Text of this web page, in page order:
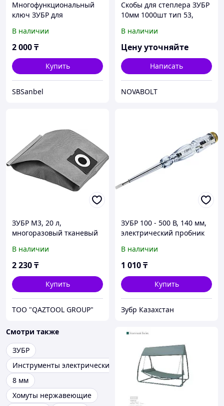
Многофункциональный
ключ ЗУБР для
машины 15-52 мм ЗУШМ-
КУ
В наличии
2 000₸
Купить
SBSanbel
Скобы для степлера ЗУБР
10мм 1000шт тип 53,
В наличии
Цену уточняйте
Написать
NOVABOLT
ЗУБР М3, 20 л,
многоразовый тканевый
В наличии
2 230₸
Купить
TOO "QAZTOOL GROUP"
ЗУБР 100 - 500 В, 140 мм,
электрический пробник
В наличии
1 010₸
Купить
Зубр Казахстан
Смотри также
ЗУБР
Инструменты электрические
8 мм
Хомуты нержавеющие